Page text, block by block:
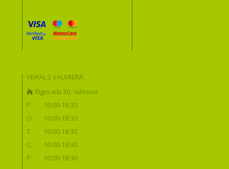
VEIKALS VALMIERĀ:
Rīgas iela 30, Valmiera
P:
10:00-18:30
O:
10:00-18:30
T:
10:00-18:30
C:
10:00-18:30
P:
10:00-18:30